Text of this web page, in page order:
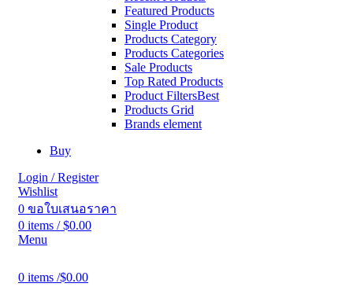
Featured Products
Single Product
Products Category
Products Categories
Sale Products
Top Rated Products
Product FiltersBest
Products Grid
Brands element
Buy
Login / Register
Wishlist
0 ขอใบเสนอราคา
0 items / $0.00
Menu
0 items /$0.00